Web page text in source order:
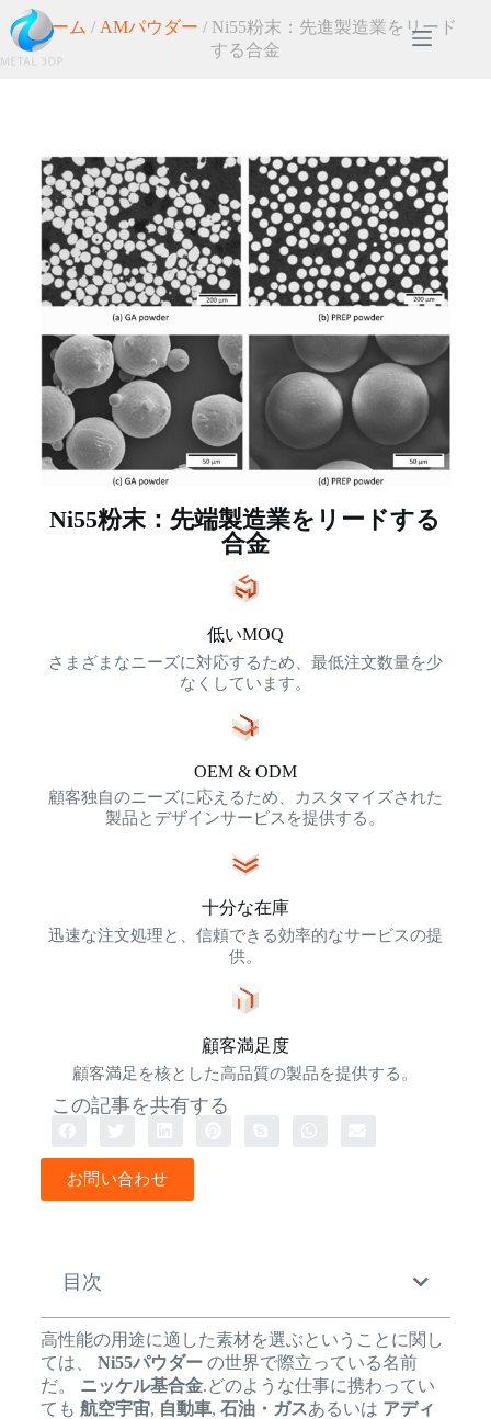
ホーム / AMパウダー / Ni55粉末：先進製造業をリード
する合金
Ni55粉末：先端製造業をリードする
合金
低いMOQ
さまざまなニーズに対応するため、最低注文数量を少
なくしています。
OEM & ODM
顧客独自のニーズに応えるため、カスタマイズされた
製品とデザインサービスを提供する。
十分な在庫
迅速な注文処理と、信頼できる効率的なサービスの提
供。
顧客満足度
顧客満足を核とした高品質の製品を提供する。
この記事を共有する
お問い合わせ
目次
高性能の用途に適した素材を選ぶということに関し
ては、 Ni55パウダーの世界で際立っている名前
だ。 ニッケル基合金.どのような仕事に携わってい
ても 航空宇宙, 自動車, 石油・ガスあるいは アディ